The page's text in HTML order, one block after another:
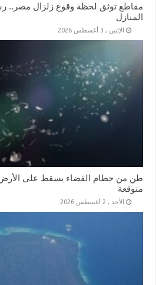
مقاطع توثق لحظة وقوع زلزال مصر..
المنازل
الإثنين , 3 أغسطس 2026
طن من حطام الفضاء يسقط على الأرض
متوقعة
الأحد , 2 أغسطس 2026